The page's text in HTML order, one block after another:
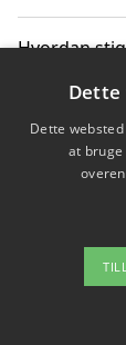
Hvordan
Sådan
vandreture
Dette
at